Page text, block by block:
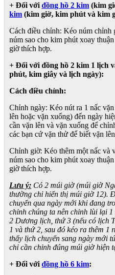
+ Đối với đồng hồ 2 kim (kim
kim (kim giờ, kim phút và kim
Cách điều chỉnh: Kéo núm chỉnh
núm sao cho kim phút xoay
giờ thích hợp.
+ Đối với đồng hồ 2 kim 1 lịch
phút, kim giây và lịch ngày):
Cách điều chỉnh:
Chỉnh ngày: Kéo nút ra 1 nấc
lên hoặc vặn xuống) đến ngày
cần vặn lên và vặn xuống để
các bạn cứ vặn thử để biết vặn
Chỉnh giờ: Kéo thêm một nấc và
núm sao cho kim phút xoay
giờ thích hợp.
Lưu ý: Có 2 múi giờ (múi giờ
thường chỉ hiển thị múi giờ 12).
chuyển qua ngày mới khi đang
chỉnh chúng ta nên chỉnh lùi lại
2 Dương lịch, thứ 3 (nếu có lịch
1 và thứ 2, sau đó kéo ra thêm 1
thấy lịch chuyển sang ngày mới
chỉ cần chỉnh đúng múi giờ hiện
+ Đối với đồng hồ 6 kim: